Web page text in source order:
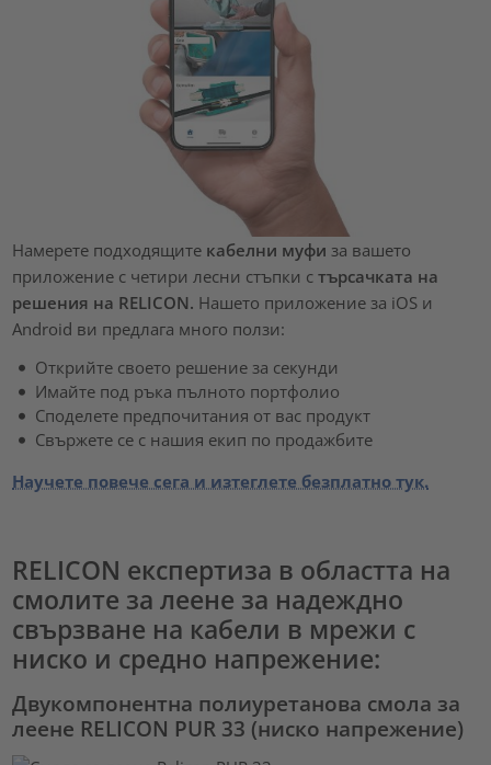
Намерете подходящите кабелни муфи за вашето
приложение с четири лесни стъпки стърсачката на
решения на RELICON. Нашето приложение за iOS и
Android ви предлага много ползи:
Открийте своето решение за секунди
Имайте под ръка пълното портфолио
Споделете предпочитания от вас продукт
Свържете се с нашия екип по продажбите
Научете повече сега и изтеглете безплатно тук.
RELICON експертиза в областта на
смолите за леене за надеждно
свързване на кабели в мрежи с
ниско и средно напрежение:
Двукомпонентна полиуретанова смола за
леене RELICON PUR 33 (ниско напрежение)